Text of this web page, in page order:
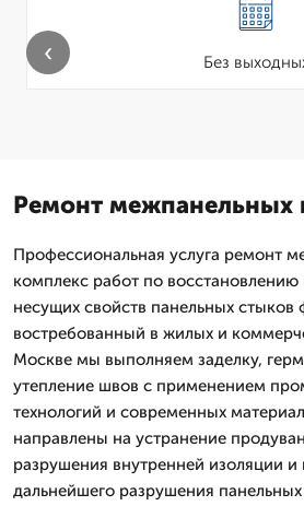
Без
‹
Ремонт межпанельных
Профессиональная услуга ремонт
комплекс работ по восстановлению
несущих свойств панельных стыков
востребованный в жилых и
Москве мы выполняем заделку,
утепление швов с применением
технологий и современных
направлены на устранение
разрушения внутренней изоляции
дальнейшего разрушения